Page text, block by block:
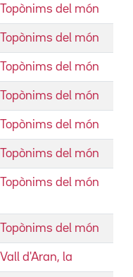
Topònims del món
Topònims del món
Topònims del món
Topònims del món
Topònims del món
Topònims del món
Topònims del món
Topònims del món
Vall d'Aran, la